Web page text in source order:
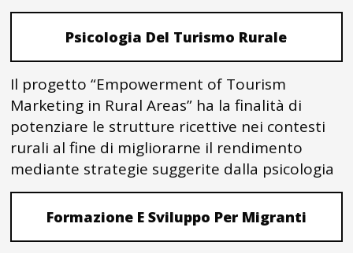
Psicologia Del Turismo Rurale
Il progetto “Empowerment of Tourism
Marketing in Rural Areas” ha la finalità di
potenziare le strutture ricettive nei contesti
rurali al fine di migliorarne il rendimento
mediante strategie suggerite dalla psicologia
Formazione E Sviluppo Per Migranti